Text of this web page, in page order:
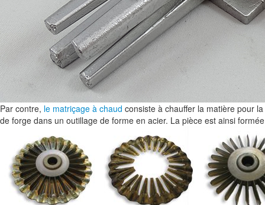
Par contre, le matriçage à chaud consiste à chauffer la matière pour
de forge dans un outillage de forme en acier. La pièce est ainsi